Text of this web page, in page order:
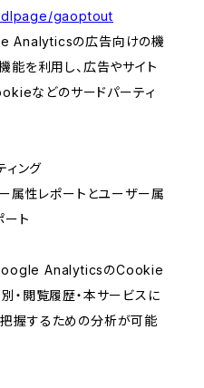
gaoptout
Analyticsの広告向けの機
能を利用し、広告やサイト
などのサードパーティ
ング
性レポートとユーザー属
ート
Google AnalyticsのCookie
・閲覧履歴・本サービスに
握するための分析が可能